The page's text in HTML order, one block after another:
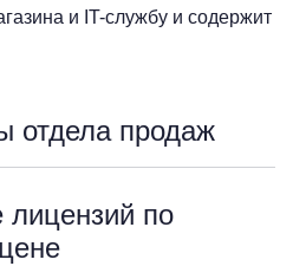
и IT-службу и содержит
отдела продаж
лицензий по